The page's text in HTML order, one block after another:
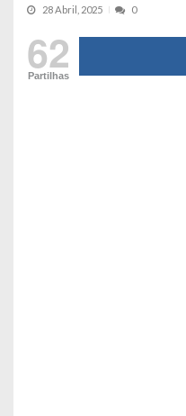
28 Abril, 2025 0
62
Partilhas